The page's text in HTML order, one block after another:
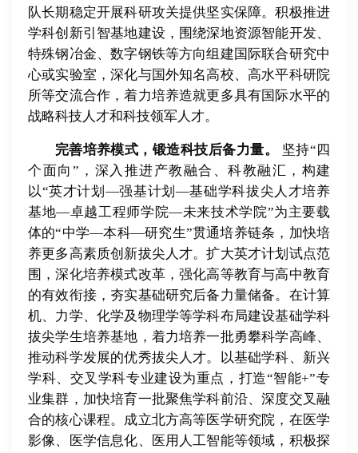
队长期稳定开展科研攻关提供坚实保障。积极推进
学科创新引智基地建设，围绕深地资源智能开发、
特殊钢冶金、数字钢铁等方向组建国际联合研究中
心或实验室，深化与国外知名高校、高水平科研院
所等交流合作，着力培养造就更多具有国际水平的
战略科技人才和科技领军人才。
完善培养模式，锻造科技后备力量。
坚持“四
个面向”，深入推进产教融合、科教融汇，构建
以“英才计划—强基计划—基础学科拔尖人才培养
基地—卓越工程师学院—未来技术学院”为主要载
体的“中学—本科—研究生”贯通培养链条，加快培
养更多高素质创新拔尖人才。扩大英才计划试点范
围，深化培养模式改革，强化高等教育与高中教育
的有效衔接，夯实基础研究后备力量储备。在计算
机、力学、化学及物理学等学科布局建设基础学科
拔尖学生培养基地，着力培养一批勇攀科学高峰、
推动科学发展的优秀拔尖人才。以基础学科、新兴
学科、交叉学科专业建设为重点，打造“智能+”专
业集群，加快培育一批聚焦学科前沿、深度交叉融
合的核心课程。成立北方高等医学研究院，在医学
影像、医学信息化、医用人工智能等领域，积极探